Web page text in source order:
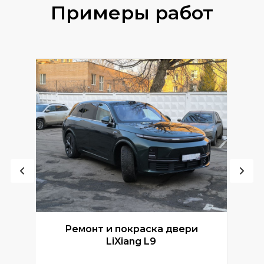
Примеры работ
Ремонт и покраска двери
LiXiang L9